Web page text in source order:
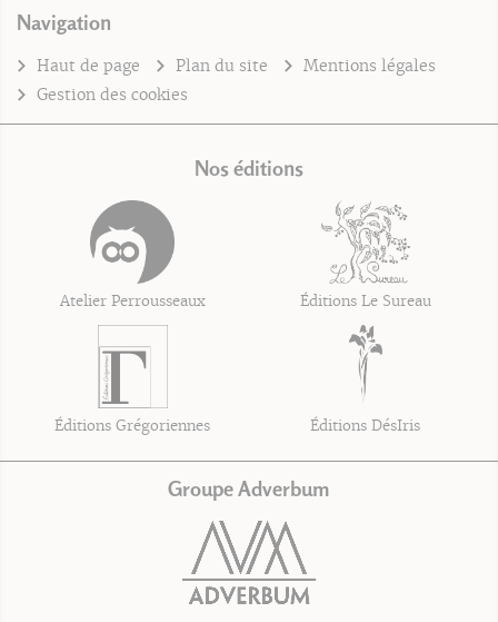
Navigation
Haut de page Plan du site
Mentions légales
Gestion des cookies
Nos éditions
Atelier Perrousseaux Éditions Le Sureau
Éditions Grégoriennes Éditions DésIris
Groupe Adverbum